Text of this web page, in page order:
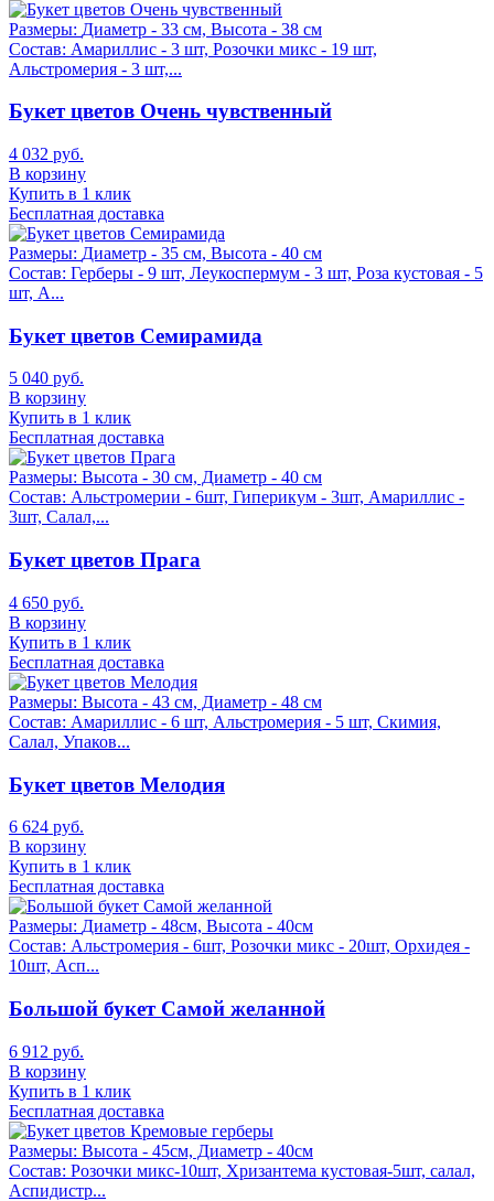
Размеры: Диаметр - 33 см, Высота - 38 см
Состав: Амариллис - 3 шт, Розочки микс - 19 шт,
Альстромерия - 3 шт,...
Букет цветов Очень чувственный
4 032 руб.
В корзину
Купить в 1 клик
Бесплатная доставка
Размеры: Диаметр - 35 см, Высота - 40 см
Состав: Герберы - 9 шт, Леукоспермум - 3 шт, Роза кустовая - 5
шт, А...
Букет цветов Семирамида
5 040 руб.
В корзину
Купить в 1 клик
Бесплатная доставка
Размеры: Высота - 30 см, Диаметр - 40 см
Состав: Альстромерии - 6шт, Гиперикум - 3шт, Амариллис -
3шт, Салал,...
Букет цветов Прага
4 650 руб.
В корзину
Купить в 1 клик
Бесплатная доставка
Размеры: Высота - 43 см, Диаметр - 48 см
Состав: Амариллис - 6 шт, Альстромерия - 5 шт, Скимия,
Салал, Упаков...
Букет цветов Мелодия
6 624 руб.
В корзину
Купить в 1 клик
Бесплатная доставка
Размеры: Диаметр - 48см, Высота - 40см
Состав: Альстромерия - 6шт, Розочки микс - 20шт, Орхидея -
10шт, Асп...
Большой букет Самой желанной
6 912 руб.
В корзину
Купить в 1 клик
Бесплатная доставка
Размеры: Высота - 45см, Диаметр - 40см
Состав: Розочки микс-10шт, Хризантема кустовая-5шт, салал,
Аспидистр...